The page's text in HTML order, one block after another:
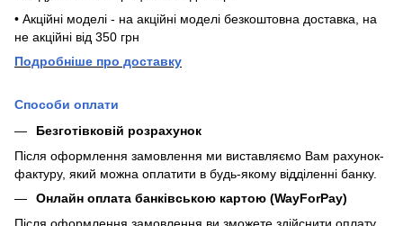
• Акційні моделі - на акційні моделі безкоштовна доставка, на
не акційні від 350 грн
Подробніше про доставку
Способи оплати
Безготівковій розрахунок
Після оформлення замовлення ми виставляємо Вам рахунок-
фактуру, який можна оплатити в будь-якому відділенні банку.
Онлайн оплата банківською картою (WayForPay)